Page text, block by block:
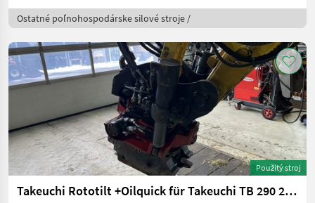
Ostatné poľnohospodárske silové stroje /
Použitý stroj
Takeuchi Rototilt +Oilquick für Takeuchi TB 290 295W 175